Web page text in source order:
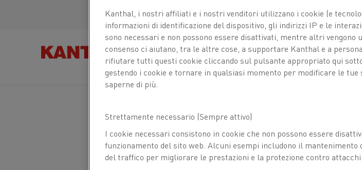
TROVA PRODOTTI PER CHI SIAMO
esempio la composizione chimica, sono disponibili nella scheda tecnica per il
Vuoi
Kanthal, i nostri affiliati e i nostri venditori utilizzano i cookie (e
informazioni di identificazione del dispositivo, gli indirizzi IP e le
sono necessari e non possono essere disattivati, mentre altri
consenso ci aiutano, tra le altre cose, a supportare Kanthal e a
rifiutare tutti questi cookie cliccando sul pulsante appropriato qui
gestendo i cookie e tornare in qualsiasi momento per modificare le
saperne di più.
Strettamente necessario (Sempre attivo)
I cookie necessari consistono in cookie che non possono essere
funzionamento del sito web. Alcuni esempi includono il
del traffico per migliorare le prestazioni e la protezione contro attacchi